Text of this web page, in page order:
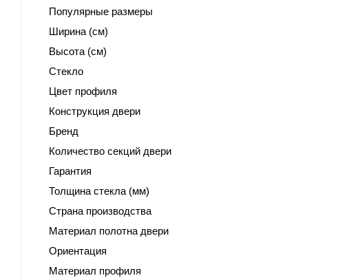
Популярные размеры
Ширина (см)
Высота (см)
Стекло
Цвет профиля
Конструкция двери
Бренд
Количество секций двери
Гарантия
Толщина стекла (мм)
Страна производства
Материал полотна двери
Ориентация
Материал профиля